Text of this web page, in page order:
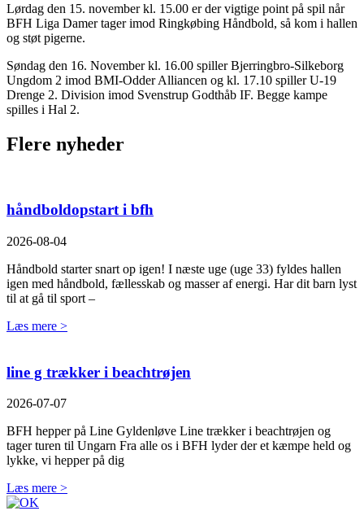
Lørdag den 15. november kl. 15.00 er der vigtige point på spil når
BFH Liga Damer tager imod Ringkøbing Håndbold, så kom i hallen
og støt pigerne.
Søndag den 16. November kl. 16.00 spiller Bjerringbro-Silkeborg
Ungdom 2 imod BMI-Odder Alliancen og kl. 17.10 spiller U-19
Drenge 2. Division imod Svenstrup Godthåb IF. Begge kampe
spilles i Hal 2.
Flere nyheder
håndboldopstart i bfh
2026-08-04
Håndbold starter snart op igen! I næste uge (uge 33) fyldes hallen
igen med håndbold, fællesskab og masser af energi. Har dit barn lyst
til at gå til sport –
Læs mere >
line g trækker i beachtrøjen
2026-07-07
BFH hepper på Line Gyldenløve Line trækker i beachtrøjen og
tager turen til Ungarn Fra alle os i BFH lyder der et kæmpe held og
lykke, vi hepper på dig
Læs mere >